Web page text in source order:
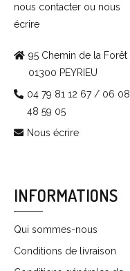
nous contacter ou nous
écrire
95 Chemin de la Forêt
01300 PEYRIEU
04 79 81 12 67 / 06 08
48 59 05
Nous écrire
INFORMATIONS
Qui sommes-nous
Conditions de livraison